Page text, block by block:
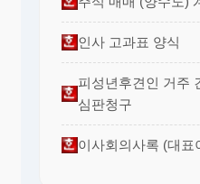
인사 고과표 양식
피성년후견인 거주
심판청구
이사회의사록 (대표